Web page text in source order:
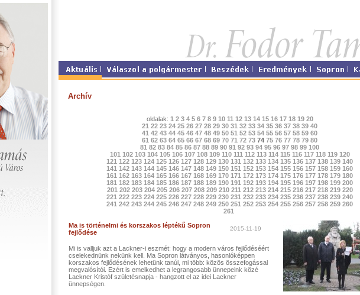
Archív
oldalak: 1 2 3 4 5 6 7 8 9 10 11 12 13 14 15 16 17 18 19 20
21 22 23 24 25 26 27 28 29 30 31 32 33 34 35 36 37 38 39 40
41 42 43 44 45 46 47 48 49 50 51 52 53 54 55 56 57 58 59 60
61 62 63 64 65 66 67 68 69 70 71 72 73 74 75 76 77 78 79 80
81 82 83 84 85 86 87 88 89 90 91 92 93 94 95 96 97 98 99 100
101 102 103 104 105 106 107 108 109 110 111 112 113 114 115 116 117 118 119 120
121 122 123 124 125 126 127 128 129 130 131 132 133 134 135 136 137 138 139 140
141 142 143 144 145 146 147 148 149 150 151 152 153 154 155 156 157 158 159 160
161 162 163 164 165 166 167 168 169 170 171 172 173 174 175 176 177 178 179 180
181 182 183 184 185 186 187 188 189 190 191 192 193 194 195 196 197 198 199 200
201 202 203 204 205 206 207 208 209 210 211 212 213 214 215 216 217 218 219 220
221 222 223 224 225 226 227 228 229 230 231 232 233 234 235 236 237 238 239 240
241 242 243 244 245 246 247 248 249 250 251 252 253 254 255 256 257 258 259 260
261
Ma is történelmi és korszakos léptékű Sopron
fejlődése
2015-11-19
Mi is valljuk azt a Lackner-i eszmét: hogy a modern város fejlődéséért
cselekednünk nekünk kell. Ma Sopron látványos, hasonlóképpen
korszakos fejlődésének lehetünk tanúi, mi több: közös összefogással
megvalósítói. Ezért is emelkedhet a legrangosabb ünnepeink közé
Lackner Kristóf születésnapja - hangzott el az idei Lackner
ünnepségen.